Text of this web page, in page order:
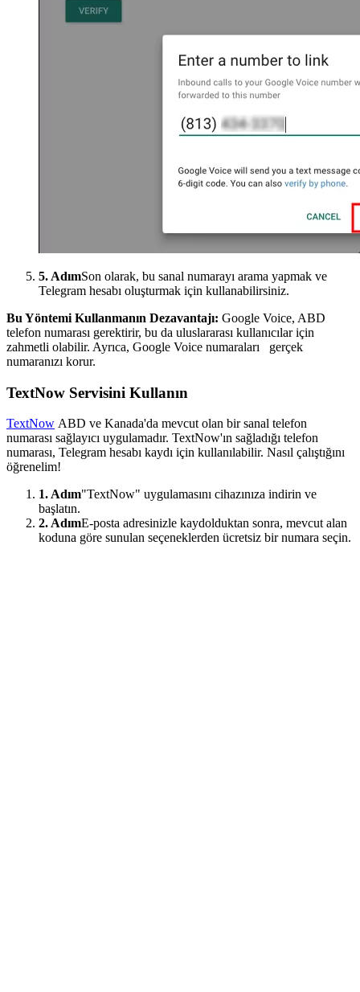
5. AdımSon olarak, bu sanal numarayı arama yapmak ve
Telegram hesabı oluşturmak için kullanabilirsiniz.
Bu Yöntemi Kullanmanın Dezavantajı: Google Voice, ABD
telefon numarası gerektirir, bu da uluslararası kullanıcılar için
zahmetli olabilir. Ayrıca, Google Voice numaraları gerçek
numaranızı korur.
TextNow Servisini Kullanın
TextNow ABD ve Kanada'da mevcut olan bir sanal telefon
numarası sağlayıcı uygulamadır. TextNow'ın sağladığı telefon
numarası, Telegram hesabı kaydı için kullanılabilir. Nasıl çalıştığını
öğrenelim!
1. Adım"TextNow" uygulamasını cihazınıza indirin ve
başlatın.
2. AdımE-posta adresinizle kaydolduktan sonra, mevcut alan
koduna göre sunulan seçeneklerden ücretsiz bir numara seçin.